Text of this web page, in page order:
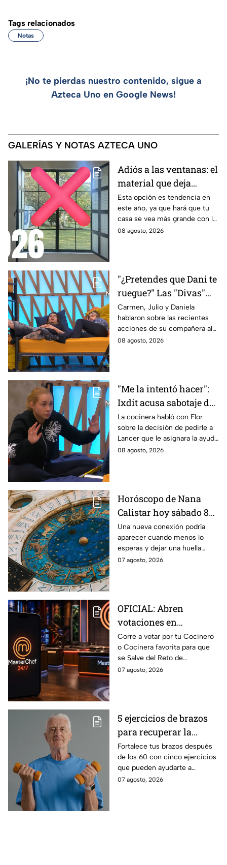
Tags relacionados
Notas
¡No te pierdas nuestro contenido, sigue a
Azteca Uno en Google News!
GALERÍAS Y NOTAS AZTECA UNO
Adiós a las ventanas: el
material que deja
entrar la luz y evita
miradas indiscretas en
casa
Esta opción es tendencia en
este año, ya que hará que tu
casa se vea más grande con la
entrada de los rayos del sol
08 agosto, 2026
"¿Pretendes que Dani te
ruegue?" Las "Divas"
lamentan el
comportamiento de
Michelle en MasterChef
24/7
Carmen, Julio y Daniela
hablaron sobre las recientes
acciones de su compañera al
interior del Mundo MasterChef
08 agosto, 2026
"Me la intentó hacer":
Ixdit acusa sabotaje de
Ramahá en la pasada
gala de salvación de
MasterChef 24/7
La cocinera habló con Flor
sobre la decisión de pedirle a
Lancer que le asignara la ayuda
de Ramahá y no la de Daniela
08 agosto, 2026
Horóscopo de Nana
Calistar hoy sábado 8
de agosto del 2026 para
cada signo; una
conexión inesperada
podría transformar tus
Una nueva conexión podría
aparecer cuando menos lo
esperas y dejar una huella
importante.
07 agosto, 2026
OFICIAL: Abren
votaciones en
MasterChef 24/7 para
que salves a un
Cocinero del Reto de
Eliminación de este
Corre a votar por tu Cocinero
o Cocinera favorita para que
se Salve del Reto de
Eliminación de MasterChef
07 agosto, 2026
5 ejercicios de brazos
para recuperar la
fuerza después de los
60
Fortalece tus brazos después
de los 60 con cinco ejercicios
que pueden ayudarte a
recuperar fuerza, movilidad y
07 agosto, 2026